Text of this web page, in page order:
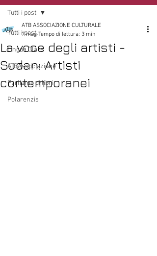
Tutti i post
Lingua Clara
ATBAssociazione
Parliamo di libri
Polarenzis
Tutti i post
La voce degli artisti -
Sudan: Artisti
contemporanei
ATB ASSOCIAZIONE CULTURALE
7 mag Tempo di lettura: 3 min